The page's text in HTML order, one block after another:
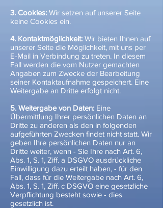
3. Cookies: Wir setzen auf unserer Seite
keine Cookies ein.
4. Kontaktmöglichkeit: Wir bieten Ihnen auf
unserer Seite die Möglichkeit, mit uns per
E-Mail in Verbindung zu treten. In diesem
Fall werden die vom Nutzer gemachten
Angaben zum Zwecke der Bearbeitung
seiner Kontaktaufnahme gespeichert. Eine
Weitergabe an Dritte erfolgt nicht.
5. Weitergabe von Daten: Eine
Übermittlung Ihrer persönlichen Daten an
Dritte zu anderen als den in folgenden
aufgeführten Zwecken findet nicht statt. Wir
geben Ihre persönlichen Daten nur an
Dritte weiter, wenn - Sie Ihre nach Art. 6,
Abs. 1, S. 1, Ziff. a DSGVO ausdrückliche
Einwilligung dazu erteilt haben, - für den
Fall, dass für die Weitergabe nach Art. 6,
Abs. 1, S. 1, Ziff. c DSGVO eine gesetzliche
Verpflichtung besteht sowie - dies
gesetzlich ist.